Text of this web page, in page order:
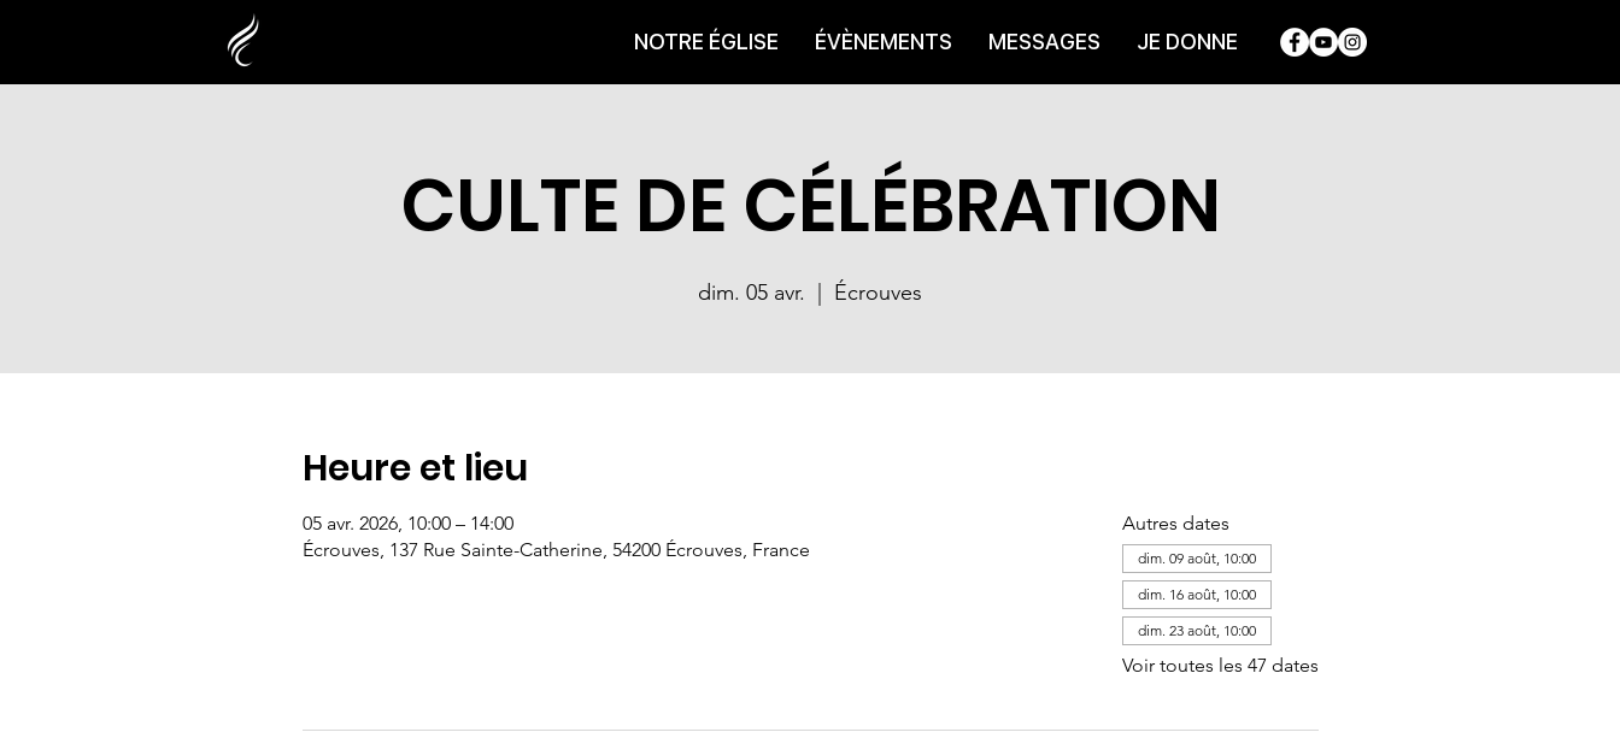
NOTRE ÉGLISE ÉVÈNEMENTS MESSAGES JE DONNE
CULTE DE CÉLÉBRATION
dim. 05 avr. Écrouves
Heure et lieu
05 avr. 2026, 10:00 – 14:00
Écrouves, 137 Rue Sainte-Catherine, 54200 Écrouves, France
Autres dates
dim. 09 août, 10:00
dim. 16 août, 10:00
dim. 23 août, 10:00
Voir toutes les 47 dates